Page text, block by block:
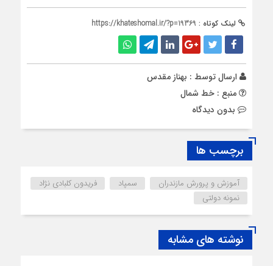
لینک کوتاه : https://khateshomal.ir/?p=19369
ارسال توسط : بهناز مقدس
منبع : خط شمال
بدون دیدگاه
برچسب ها
آموزش و پرورش مازندران سمپاد
فریدون کلبادی نژاد
نمونه دولتی
نوشته های مشابه